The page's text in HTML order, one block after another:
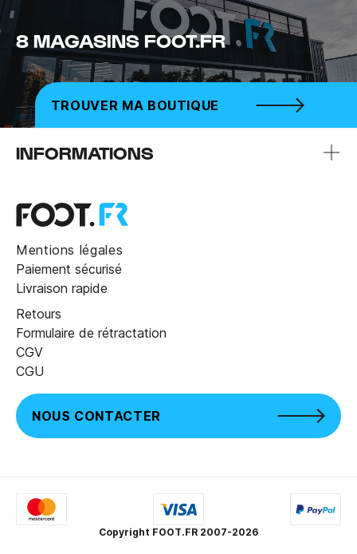
8 MAGASINS FOOT.FR
TROUVER MA BOUTIQUE
INFORMATIONS
Mentions légales
Paiement sécurisé
Livraison rapide
Retours
Formulaire de rétractation
CGV
CGU
NOUS CONTACTER
Copyright FOOT.FR 2007-2026